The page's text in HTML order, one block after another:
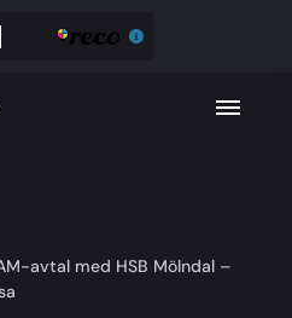
avtal med HSB Mölndal –